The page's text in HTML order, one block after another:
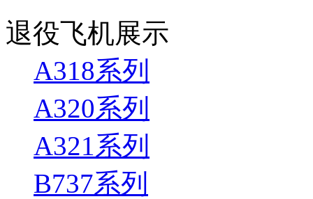
退役飞机展示
A318系列
A320系列
A321系列
B737系列